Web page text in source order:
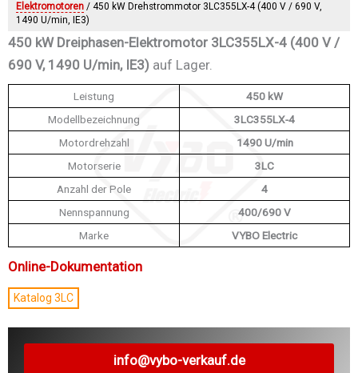
Elektromotoren / 450 kW Drehstrommotor 3LC355LX-4 (400 V / 690 V,
1490 U/min, IE3)
450 kW Dreiphasen-Elektromotor 3LC355LX-4 (400 V /
690 V, 1490 U/min, IE3) auf Lager.
Leistung
450 kW
Modellbezeichnung
3LC355LX-4
Motordrehzahl
1490 U/min
Motorserie
3LC
Anzahl der Pole
4
Nennspannung
400/690 V
Marke
VYBO Electric
Online-Dokumentation
Katalog 3LC
info@vybo-verkauf.de